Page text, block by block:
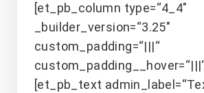
[et_pb_column type=“4_4″
_builder_version=“3.25″
custom_padding=“|||“
[et_pb_text